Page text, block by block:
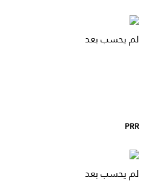
لم يحسب بعد
PRR
لم يحسب بعد